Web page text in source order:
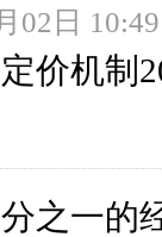
02日 10:49
价机制
之一的